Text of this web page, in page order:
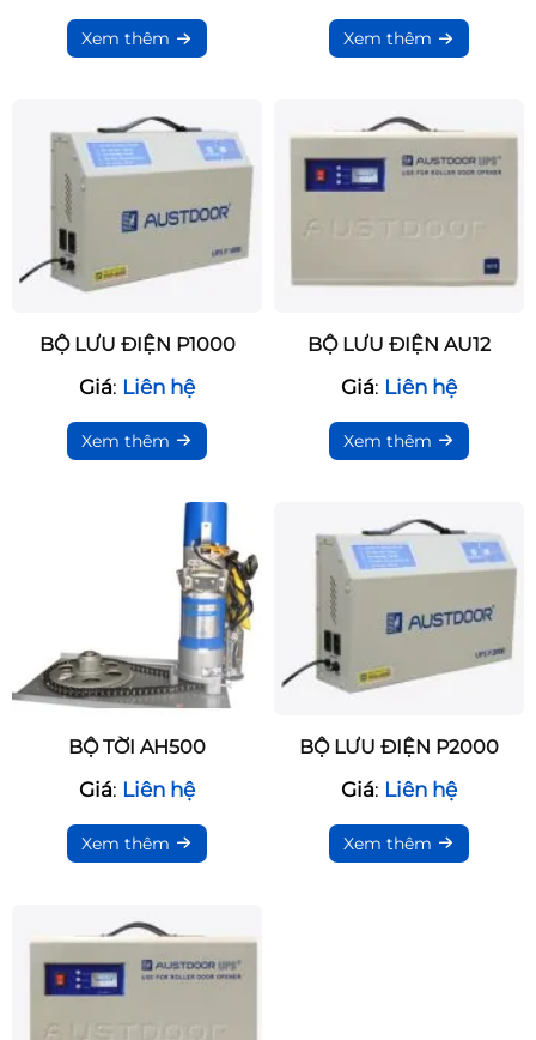
Xem thêm Xem thêm
BỘ LƯU ĐIỆN P1000
Giá: Liên hệ
Xem thêm
BỘ LƯU ĐIỆN AU12
Giá: Liên hệ
Xem thêm
BỘ TỜI AH500
Giá: Liên hệ
Xem thêm
BỘ LƯU ĐIỆN P2000
Giá: Liên hệ
Xem thêm